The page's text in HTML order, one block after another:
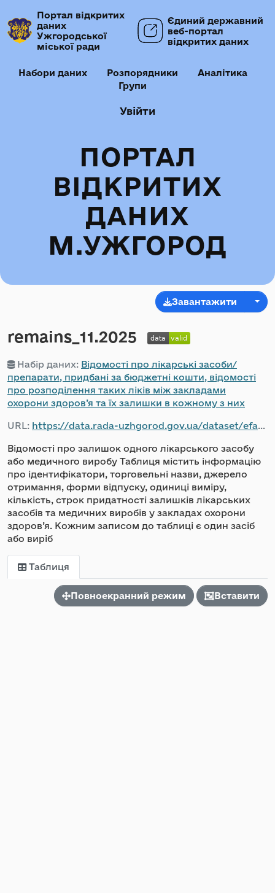
Портал відкритих
даних
Ужгородської
міської ради
Єдиний державний
веб-портал
відкритих даних
Набори даних Розпорядники
Аналітика
Групи
Увійти
ПОРТАЛ
ВІДКРИТИХ
ДАНИХ
М.УЖГОРОД
Завантажити
remains_11.2025
Набір даних: Відомості про лікарські засоби/
препарати, придбані за бюджетні кошти, відомості
про розподілення таких ліків між закладами
охорони здоров’я та їх залишки в кожному з них
URL: https://data.rada-uzhgorod.gov.ua/dataset/efaf5fde-f956-49be-9a6f-84260890a367/resource/cb61506d-7724-41f1-bcb6-2af63fb8a2fc/download/-12-03.11.2025.csv
Відомості про залишок одного лікарського засобу
або медичного виробу Таблиця містить інформацію
про ідентифікатори, торговельні назви, джерело
отримання, форми відпуску, одиниці виміру,
кількість, строк придатності залишків лікарських
засобів та медичних виробів у закладах охорони
здоров’я. Кожним записом до таблиці є один засіб
або виріб
Таблиця
Повноекранний режим Вставити